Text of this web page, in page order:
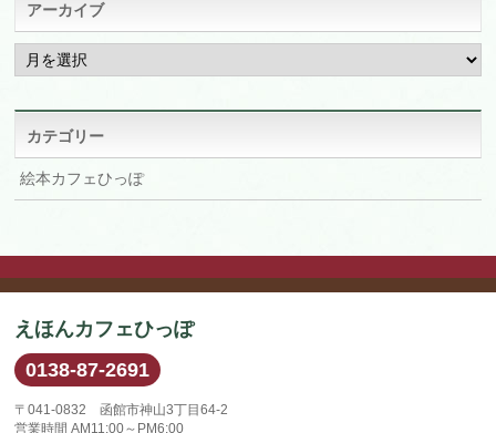
アーカイブ
ア
ー
カ
カテゴリー
絵本カフェひっぽ
えほんカフェひっぽ
0138-87-2691
〒041-0832 函館市神山3丁目64-2
営業時間 AM11:00～PM6:00